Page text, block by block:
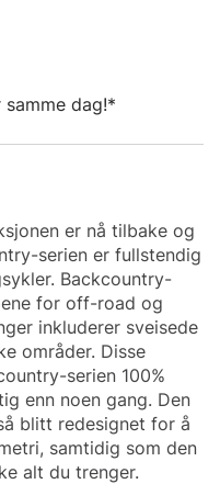
samme dag!*
er nå tilbake og
serien er fullstendig
Backcountry-
for off-road og
inkluderer sveisede
områder. Disse
serien 100%
enn noen gang. Den
blitt redesignet for å
samtidig som den
alt du trenger.